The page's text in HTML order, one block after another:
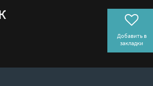
Добавить в
закладки